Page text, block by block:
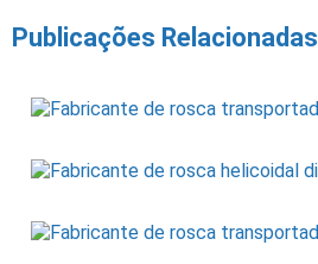
Publicações Relacionadas